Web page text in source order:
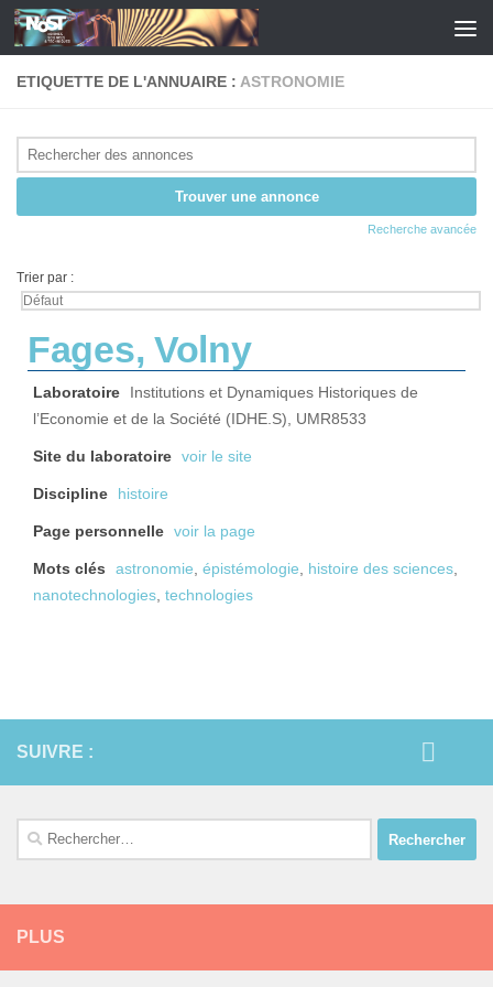
Skip to content
ETIQUETTE DE L'ANNUAIRE : ASTRONOMIE
Recherche avancée
Trier par :
Fages, Volny
Laboratoire
Institutions et Dynamiques Historiques de
l’Economie et de la Société (IDHE.S), UMR8533
Site du laboratoire voir le site
Discipline histoire
Page personnelle voir la page
Mots clés astronomie, épistémologie, histoire des sciences,
nanotechnologies, technologies
SUIVRE :
Rechercher :
PLUS